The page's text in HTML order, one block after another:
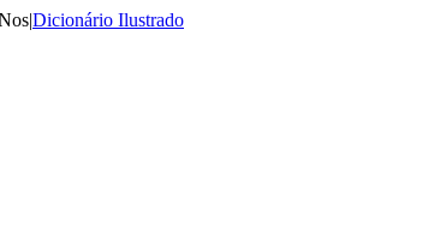
|Dicionário Ilustrado